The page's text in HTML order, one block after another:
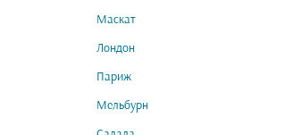
Маскат
Лондон
Париж
Мельбурн